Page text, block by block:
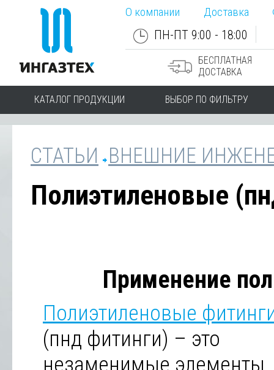
О компании Доставка
ПН-ПТ 9:00 - 18:00
БЕСПЛАТНАЯ
ДОСТАВКА
КАТАЛОГ ПРОДУКЦИИ ВЫБОР ПО ФИЛЬТРУ
СТАТЬИ ВНЕШНИЕ
Полиэтиленовые
Применение
Полиэтиленовые
(пнд фитинги) – это
незаменимые элементы